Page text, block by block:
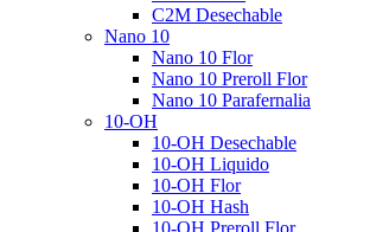
C2M Desechable
Nano 10
Nano 10 Flor
Nano 10 Preroll Flor
Nano 10 Parafernalia
10-OH
10-OH Desechable
10-OH Liquido
10-OH Flor
10-OH Hash
10-OH Preroll Flor